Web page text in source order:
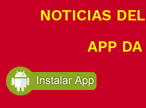
NOTICIAS
APP DA